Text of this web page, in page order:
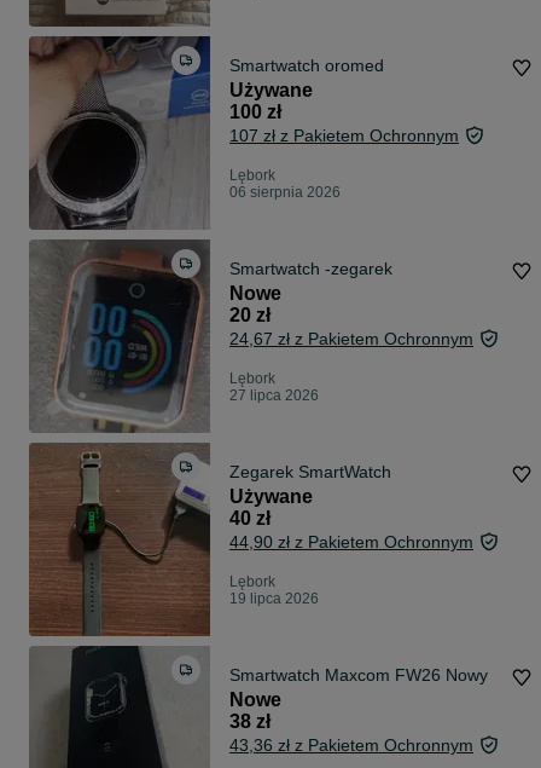
Smartwatch oromed
Używane
100 zł
107 zł z Pakietem Ochronnym
Lębork
06 sierpnia 2026
Smartwatch -zegarek
Nowe
20 zł
24,67 zł z Pakietem Ochronnym
Lębork
27 lipca 2026
Zegarek SmartWatch
Używane
40 zł
44,90 zł z Pakietem Ochronnym
Lębork
19 lipca 2026
Smartwatch Maxcom FW26 Nowy
Nowe
38 zł
43,36 zł z Pakietem Ochronnym